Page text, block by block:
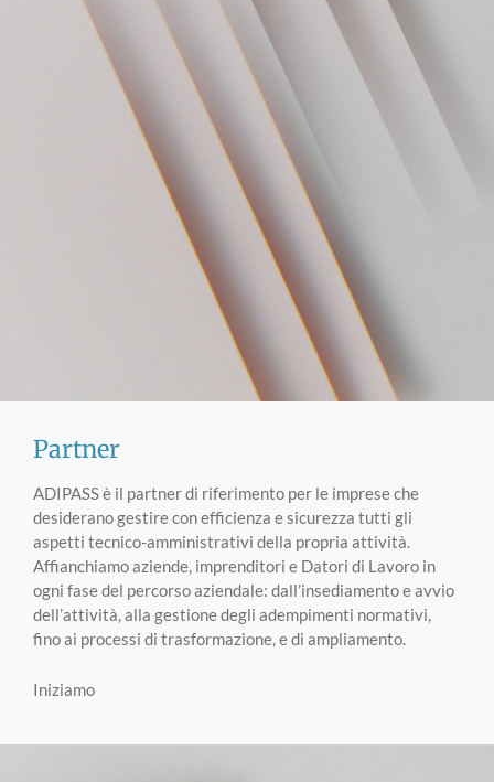
Partner
ADIPASS è il partner di riferimento per le imprese che
desiderano gestire con efficienza e sicurezza tutti gli
aspetti tecnico-amministrativi della propria attività.
Affianchiamo aziende, imprenditori e Datori di Lavoro in
ogni fase del percorso aziendale: dall’insediamento e avvio
dell’attività, alla gestione degli adempimenti normativi,
fino ai processi di trasformazione, e di ampliamento.
Iniziamo